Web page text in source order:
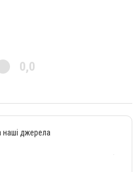
0,0
наші джерела